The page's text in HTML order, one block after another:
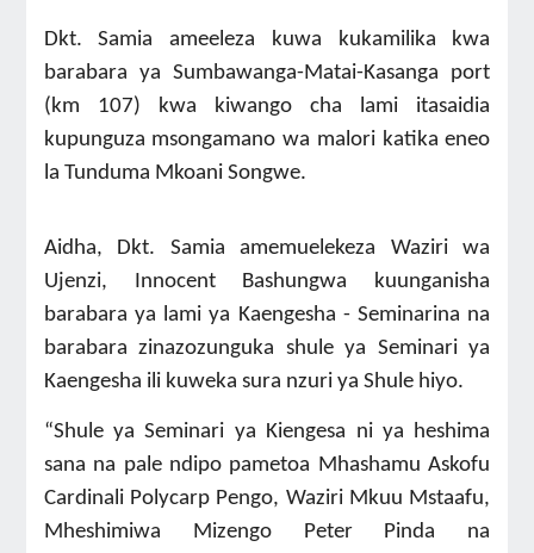
Dkt. Samia ameeleza kuwa kukamilika kwa
barabara ya Sumbawanga-Matai-Kasanga port
(km 107) kwa kiwango cha lami itasaidia
kupunguza msongamano wa malori katika eneo
la Tunduma Mkoani Songwe.
Aidha, Dkt. Samia amemuelekeza Waziri wa
Ujenzi, Innocent Bashungwa kuunganisha
barabara ya lami ya Kaengesha - Seminarina na
barabara zinazozunguka shule ya Seminari ya
Kaengesha ili kuweka sura nzuri ya Shule hiyo.
“Shule ya Seminari ya Kiengesa ni ya heshima
sana na pale ndipo pametoa Mhashamu Askofu
Cardinali Polycarp Pengo, Waziri Mkuu Mstaafu,
Mheshimiwa Mizengo Peter Pinda na